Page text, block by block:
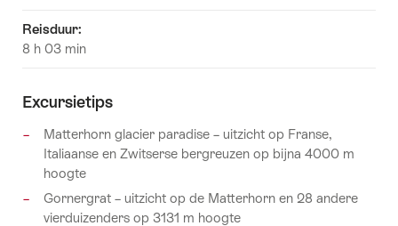
Reisduur:
8 h 03 min
Excursietips
Matterhorn glacier paradise – uitzicht op Franse,
Italiaanse en Zwitserse bergreuzen op bijna 4000 m
hoogte
Gornergrat – uitzicht op de Matterhorn en 28 andere
vierduizenders op 3131 m hoogte